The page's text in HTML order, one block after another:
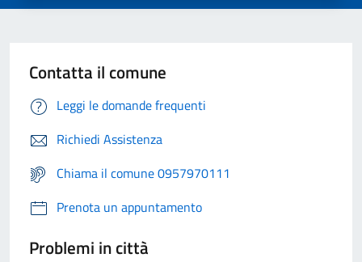
Contatta il comune
Leggi le domande frequenti
Richiedi Assistenza
Chiama il comune 0957970111
Prenota un appuntamento
Problemi in città